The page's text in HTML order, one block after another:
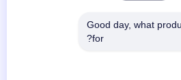
Good day, what
for?